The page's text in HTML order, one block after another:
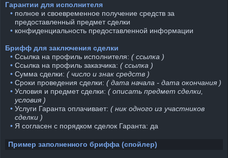
Гарантии для исполнителя
⠀• полное и своевременное получение средств за
предоставленный предмет сделки
⠀• конфиденциальность предоставленной информации
Брифф для заключения сделки
⠀• Ссылка на профиль исполнителя: ( ссылка )
⠀• Ссылка на профиль заказчика: ( ссылка )
⠀• Сумма сделки: ( число и знак средств )
⠀• Сроки проведения сделки: ( дата начала - дата окончания )
⠀• Условия и предмет сделки: ( описать предмет сделки,
условия )
⠀• Услуги Гаранта оплачивает: ( ник одного из участников
сделки )
⠀• Я согласен с порядком сделок Гаранта: да
Пример заполненного бриффа (спойлер)